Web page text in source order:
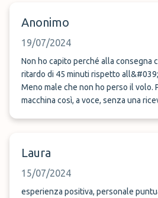
Anonimo
19/07/2024
Non ho capito perché alla consegna c&#039;è stato un
ritardo di 45 minuti rispetto
Meno male che non ho perso il volo. Poi è stata ritirata la
macchina così, a voce, senza una
Laura
15/07/2024
esperienza positiva, personale